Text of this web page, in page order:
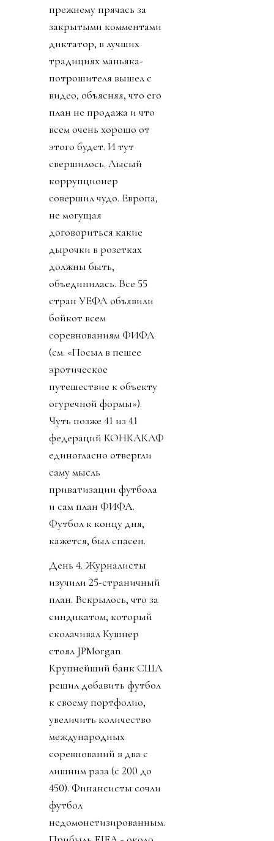
прежнему прячась за
закрытыми комментами
диктатор, в лучших
традициях маньяка-
потрошителя вышел с
видео, объясняя, что его
план не продажа и что
всем очень хорошо от
этого будет. И тут
свершилось. Лысый
коррупционер
совершил чудо. Европа,
не могущая
договориться какие
дырочки в розетках
должны быть,
объединилась. Все 55
стран УЕФА объявили
бойкот всем
соревнованиям ФИФА
(см. «Посыл в пешее
эротическое
путешествие к объекту
огуречной формы»).
Чуть позже 41 из 41
федераций КОНКАКАФ
единогласно отвергли
саму мысль
приватизации футбола
и сам план ФИФА.
Футбол к концу дня,
кажется, был спасен.
День 4. Журналисты
изучили 25-страничный
план. Вскрылось, что за
синдикатом, который
сколачивал Кушнер
стоял JPMorgan.
Крупнейший банк США
решил добавить футбол
к своему портфолио,
увеличить количество
международных
соревнований в два с
лишним раза (с 200 до
450). Финансисты сочли
футбол
недомонетизированным.